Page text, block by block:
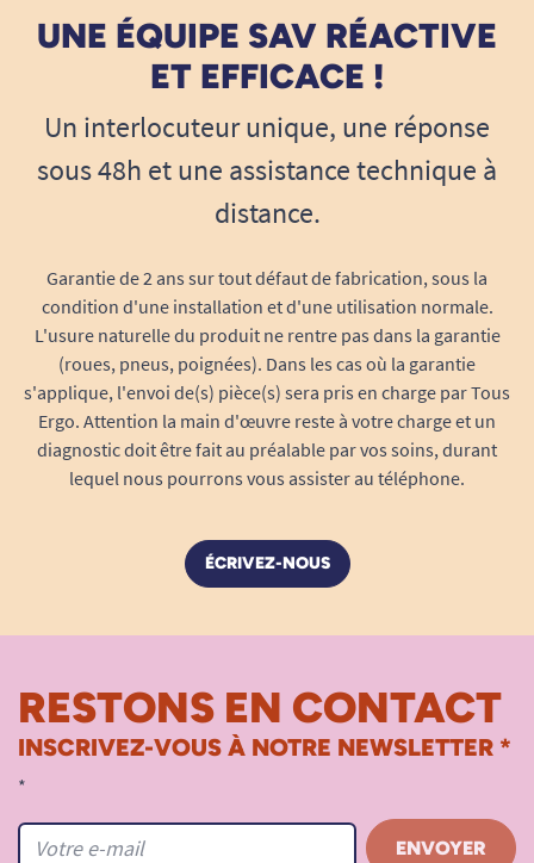
UNE ÉQUIPE SAV RÉACTIVE
ET EFFICACE !
Un interlocuteur unique, une réponse
sous 48h et une assistance technique à
distance.
Garantie de 2 ans sur tout défaut de fabrication, sous la
condition d'une installation et d'une utilisation normale.
L'usure naturelle du produit ne rentre pas dans la garantie
(roues, pneus, poignées). Dans les cas où la garantie
s'applique, l'envoi de(s) pièce(s) sera pris en charge par Tous
Ergo. Attention la main d'œuvre reste à votre charge et un
diagnostic doit être fait au préalable par vos soins, durant
lequel nous pourrons vous assister au téléphone.
ÉCRIVEZ-NOUS
RESTONS EN CONTACT
INSCRIVEZ-VOUS À NOTRE NEWSLETTER *
*